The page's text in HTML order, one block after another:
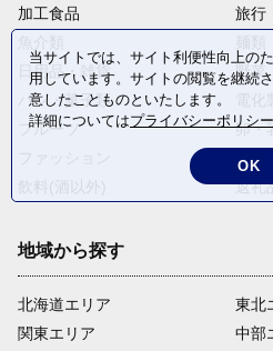
加工食品
旅行
日用品・雑貨
野菜
パン・菓子類
フルーツ
卵・
米・
返礼
地域から探す
北海道エリア
関東エリア
東北
中部
当サイトでは、サイト利便性向上の
用しています。サイトの閲覧を継続
意したことものといたします。
詳細についてはプライバシーポリシー
OK